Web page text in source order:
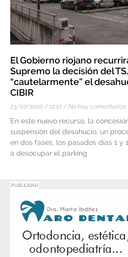
El Gobierno riojano
Supremo la decisión del
“cautelarmente” el
CIBIR
23/07/2020 12:17 No hay comentarios
En este nuevo recurso, la
suspensión del desahucio, un
en dos fases, los pasados días 1 y
a desocupar el parking
PUBLICIDAD